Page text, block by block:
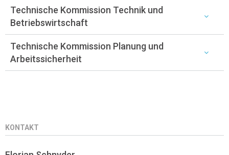
Technische Kommission Technik und
Betriebswirtschaft
Technische Kommission Planung und
Arbeitssicherheit
KONTAKT